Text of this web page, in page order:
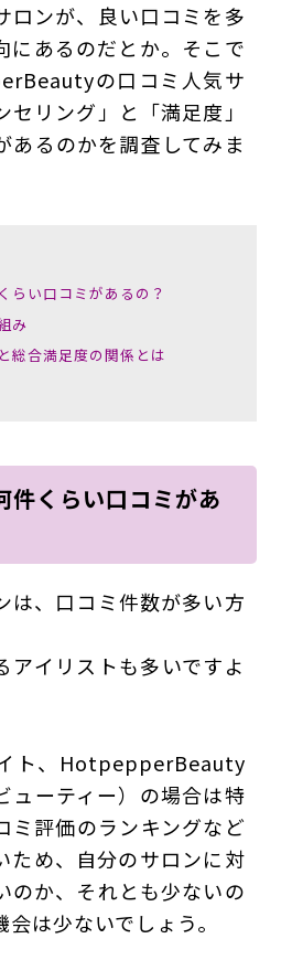
ロンが、良い口コミを多
にあるのだとか。そこで
の口コミ人気サ
リング」と「満足度」
あるのかを調査してみま
らい口コミがあるの？
み
総合満足度の関係とは
件くらい口コミがあ
は、口コミ件数が多い方
アイリストも多いですよ
ト、HotpepperBeauty
ューティー）の場合は特
ミ評価のランキングなど
ため、自分のサロンに対
のか、それとも少ないの
は少ないでしょう。